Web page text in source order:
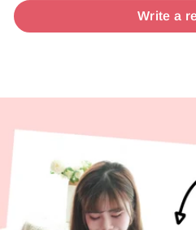
Write a